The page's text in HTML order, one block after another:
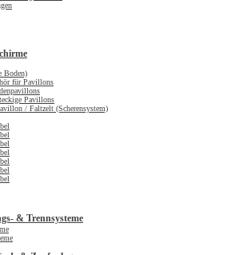
Boden)
für Pavillons
Pavillons
/ Faltzelt (Scherensystem)
& Trennsysteme